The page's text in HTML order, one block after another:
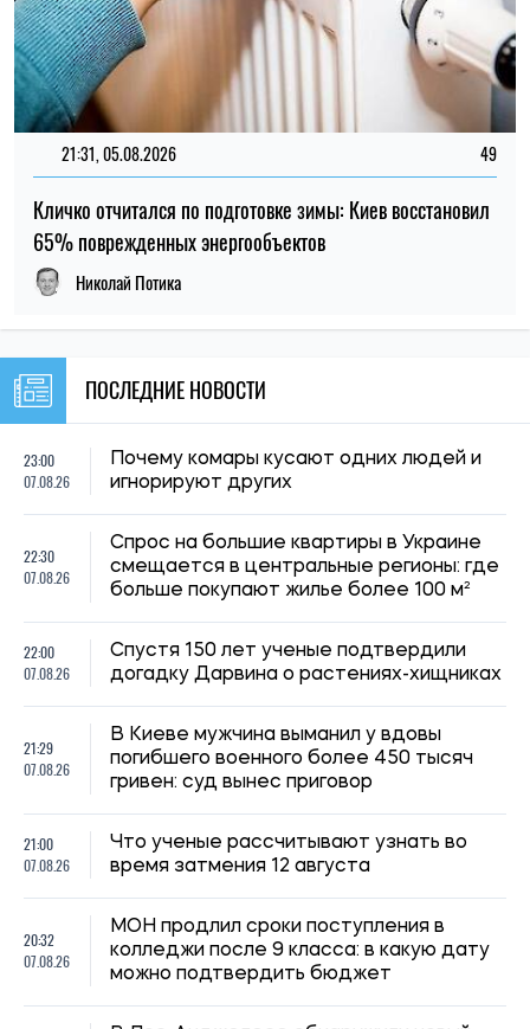
23:00
07.08.26
Почему комары кусают одних людей и
игнорируют других
07.08.26
Спрос на большие квартиры в Украине
смещается в центральные регионы: где
больше покупают жилье более 100 м²
22:00
07.08.26
Спустя 150 лет ученые подтвердили
догадку Дарвина о растениях-хищниках
21:29
07.08.26
21:00
07.08.26
Что ученые рассчитывают узнать во
время затмения 12 августа
07.08.26
МОН продлил сроки поступления в
колледжи после 9 класса: в какую дату
можно подтвердить бюджет
20:00
07.08.26
В Лос-Анджелесе обнаружили новый
вид жабы ледникового периода
07.08.26
Украинцев за границей приглашают
присоединиться к созданию Сети
единства: как подать предложения
19:00
07.08.26
Ученые выяснили, как тараканы узнают
«своих»
07.08.26
Рынок труда в Украине: почему
работодатели не могут найти кадры, а
работники все равно недовольны
18:00
ИИ почти исключил женских персонажей